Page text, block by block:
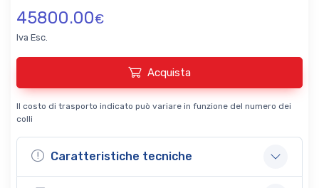
45800.00€
Iva Esc.
Acquista
Il costo di trasporto indicato può variare in funzione del numero dei
colli
Caratteristiche tecniche